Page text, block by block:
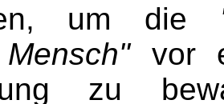
um die
vor
zu